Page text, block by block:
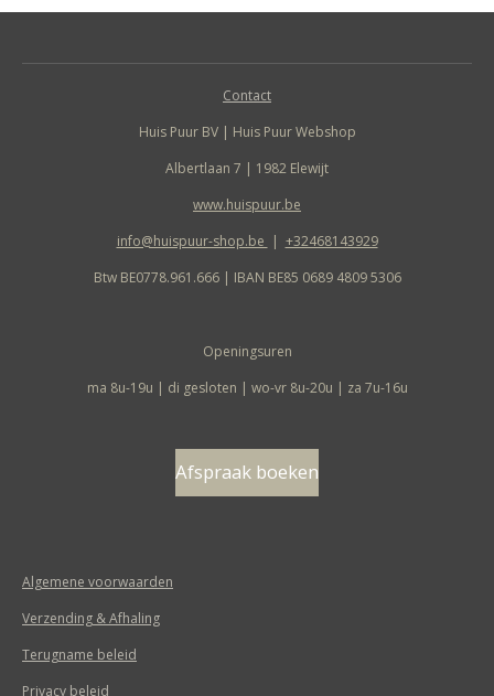
Contact
Huis Puur BV | Huis Puur Webshop
Albertlaan 7 | 1982 Elewijt
www.huispuur.be
info@huispuur-shop.be | +32468143929
Btw BE0778.961.666 | IBAN BE85 0689 4809 5306
Openingsuren
ma 8u-19u | di gesloten | wo-vr 8u-20u | za 7u-16u
Afspraak boeken
Algemene voorwaarden
Verzending & Afhaling
Terugname beleid
Privacy beleid